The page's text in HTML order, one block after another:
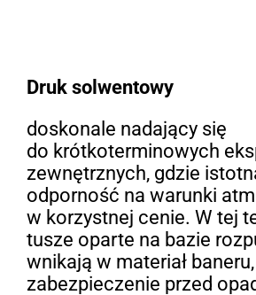
Druk solwentowy
doskonale nadający się
do krótkoterminowych
zewnętrznych, gdzie
odporność na warunki
w korzystnej cenie. W tej
tusze oparte na bazie
wnikają w materiał
zabezpieczenie przed